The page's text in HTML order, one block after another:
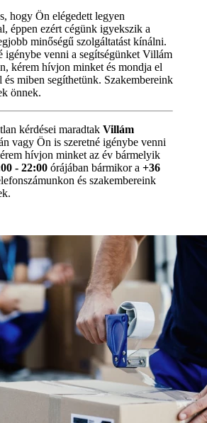
hogy Ön elégedett legyen
éppen ezért cégünk igyekszik a
minőségű szolgáltatást kínálni.
igénybe venni a segítségünket Villám
kérem hívjon minket és mondja el
miben segíthetünk. Szakembereink
önnek.
kérdései maradtak Villám
vagy Ön is szeretné igénybe venni
hívjon minket az év bármelyik
- 22:00 órájában bármikor a +36
és szakembereink